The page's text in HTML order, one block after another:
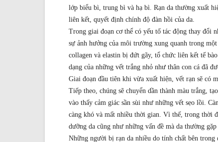
lớp biểu bì, trung bì và hạ bì. Rạn da thường xuất
liên kết, quyết định chính độ đàn hồi của da.
Trong giai đoạn cơ thể có yếu tố tác động thay đổi
sự ảnh hưởng của môi trường xung quanh trong
collagen và elastin bị đứt gãy, tổ chức liên kết tế
dạng của những vết trắng nhỏ như thân con cá đã
Giai đoạn đầu tiên khi vừa xuất hiện, vết rạn sẽ có
Tiếp theo, chúng sẽ chuyển dần thành màu trắng,
vào thấy cảm giác sần sùi như những vết sẹo lồi.
càng khó và mất nhiều thời gian. Vì thế, trong thời
dưỡng da cũng như những vấn đề mà da thường
Những người bị rạn da nhiều do tính chất bên